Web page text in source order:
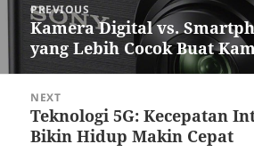
navigation
PREVIOUS
Previous
post:
Kamera Digital vs.
yang Lebih Cocok Buat
NEXT
Next
post:
Teknologi 5G: Kecepatan
Bikin Hidup Makin Cepat